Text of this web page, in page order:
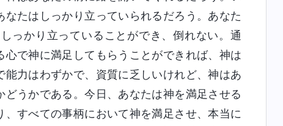
たはしっかり立っていられるだろう。あなた
っかり立っていることができ、倒れない。通
で神に満足してもらうことができれば、神は
力はわずかで、資質に乏しいけれど、神はあ
うかである。今日、あなたは神を満足させる
すべての事柄において神を満足させ、本当に